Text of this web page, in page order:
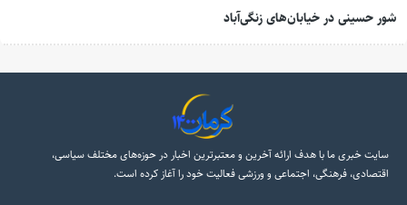
شور حسینی در خیابان‌های زنگی‌آباد
سایت خبری ما با هدف ارائه آخرین و معتبرترین اخبار در حوزه‌های مختلف سیاسی،
اقتصادی، فرهنگی، اجتماعی و ورزشی فعالیت خود را آغاز کرده است.